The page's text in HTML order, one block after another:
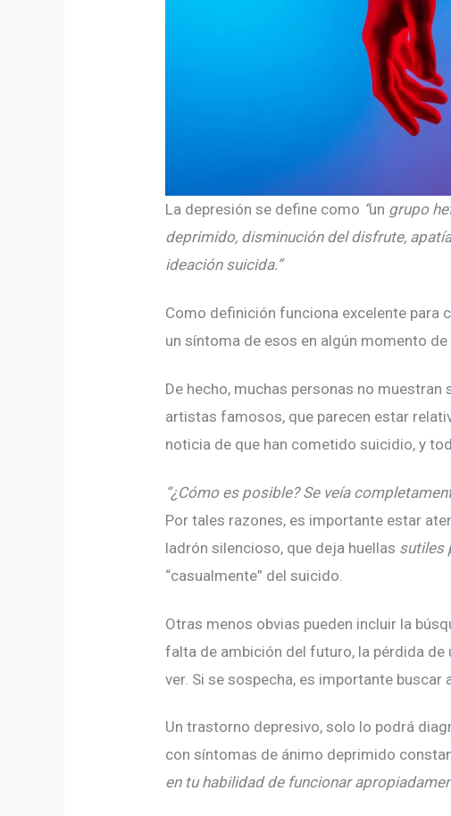
La depresión se define como “un grupo
deprimido, disminución del disfrute,
ideación suicida.”
Como definición funciona excelente para
un síntoma de esos en algún momento
De hecho, muchas personas no
artistas famosos, que parecen estar
noticia de que han cometido suicidio, y
“¿Cómo es posible? Se veía
Por tales razones, es importante estar
ladrón silencioso, que deja huellas sutiles
“casualmente” del suicido.
Otras menos obvias pueden incluir la
falta de ambición del futuro, la pérdida
ver. Si se sospecha, es importante buscar
Un trastorno depresivo, solo lo podrá
con síntomas de ánimo deprimido
en tu habilidad de funcionar